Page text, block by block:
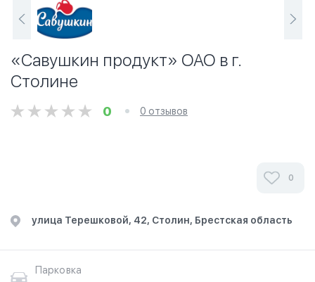
«Савушкин продукт» ОАО в г.
Столине
0 0 отзывов
0
улица Терешковой, 42, Столин, Брестская область
Парковка